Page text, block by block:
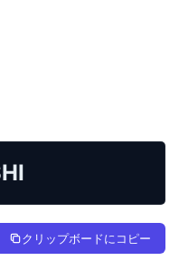
クリップボードにコピー